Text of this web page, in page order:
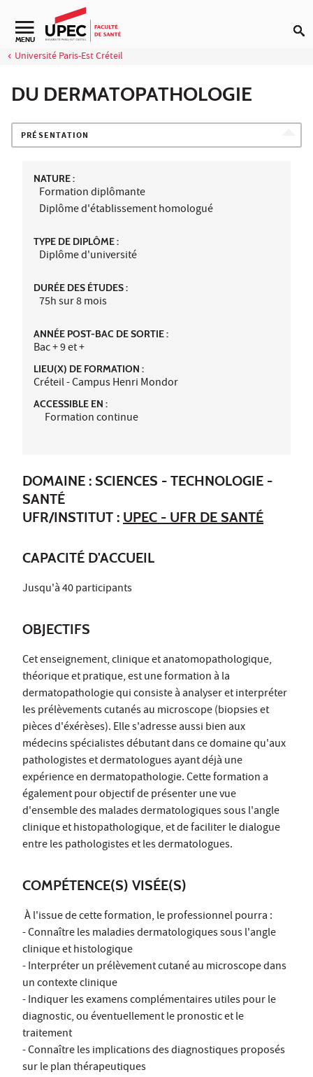
Aller au contenu
Navigation secondaire
MENU
Université Paris-Est Créteil
DU DERMATOPATHOLOGIE
PRÉSENTATION
NATURE :
Formation diplômante
Diplôme d'établissement homologué
TYPE DE DIPLÔME :
Diplôme d'université
DURÉE DES ÉTUDES :
75h sur 8 mois
ANNÉE POST-BAC DE SORTIE :
Bac + 9 et +
LIEU(X) DE FORMATION :
Créteil - Campus Henri Mondor
ACCESSIBLE EN :
Formation continue
DOMAINE : SCIENCES - TECHNOLOGIE -
SANTÉ
UFR/INSTITUT : UPEC - UFR DE SANTÉ
CAPACITÉ D'ACCUEIL
Jusqu'à 40 participants
OBJECTIFS
Cet enseignement, clinique et anatomopathologique,
théorique et pratique, est une formation à la
dermatopathologie qui consiste à analyser et interpréter
les prélèvements cutanés au microscope (biopsies et
pièces d'éxérèses). Elle s'adresse aussi bien aux
médecins spécialistes débutant dans ce domaine qu'aux
pathologistes et dermatologues ayant déjà une
expérience en dermatopathologie. Cette formation a
également pour objectif de présenter une vue
d'ensemble des malades dermatologiques sous l'angle
clinique et histopathologique, et de faciliter le dialogue
entre les pathologistes et les dermatologues.
COMPÉTENCE(S) VISÉE(S)
À l'issue de cette formation, le professionnel pourra :
- Connaître les maladies dermatologiques sous l'angle
clinique et histologique
- Interpréter un prélèvement cutané au microscope dans
un contexte clinique
- Indiquer les examens complémentaires utiles pour le
diagnostic, ou éventuellement le pronostic et le
traitement
- Connaître les implications des diagnostiques proposés
sur le plan thérapeutiques